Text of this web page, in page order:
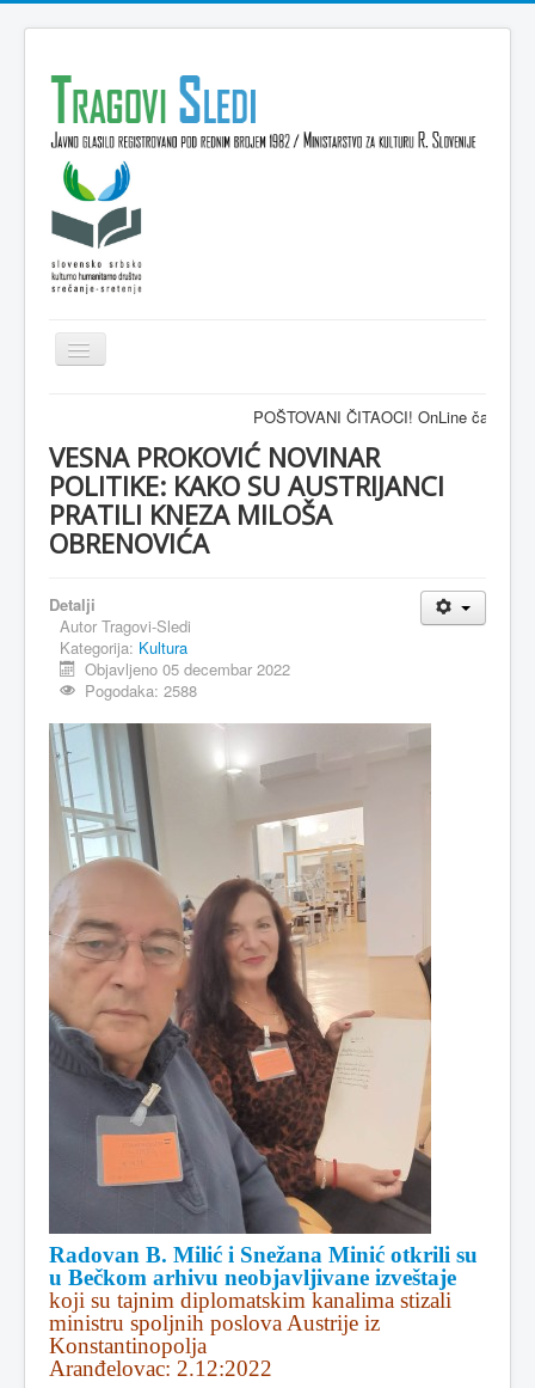
Isključi
navigaciju
VESTI
KULTURA
INTERVJU
FELJTON
SPORT
PISMA ČITALACA
IMPRESUM
POŠTOVANI ČITAOCI! OnLine časopis
VESNA PROKOVIĆ NOVINAR
POLITIKE: KAKO SU AUSTRIJANCI
PRATILI KNEZA MILOŠA
OBRENOVIĆA
Detalji
Autor Tragovi-Sledi
Kategorija: Kultura
Objavljeno 05 decembar 2022
Pogodaka: 2588
Radovan B. Milić i Snežana Minić otkrili su
u Bečkom arhivu neobjavljivane izveštaje
koji su tajnim diplomatskim kanalima stizali
ministru spoljnih poslova Austrije iz
Konstantinopolja
Aranđelovac: 2.12:2022